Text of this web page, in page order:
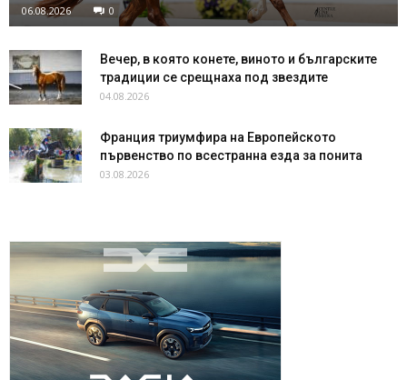
06.08.2026 0
Вечер, в която конете, виното и българските
традиции се срещнаха под звездите
04.08.2026
Франция триумфира на Европейското
първенство по всестранна езда за понита
03.08.2026